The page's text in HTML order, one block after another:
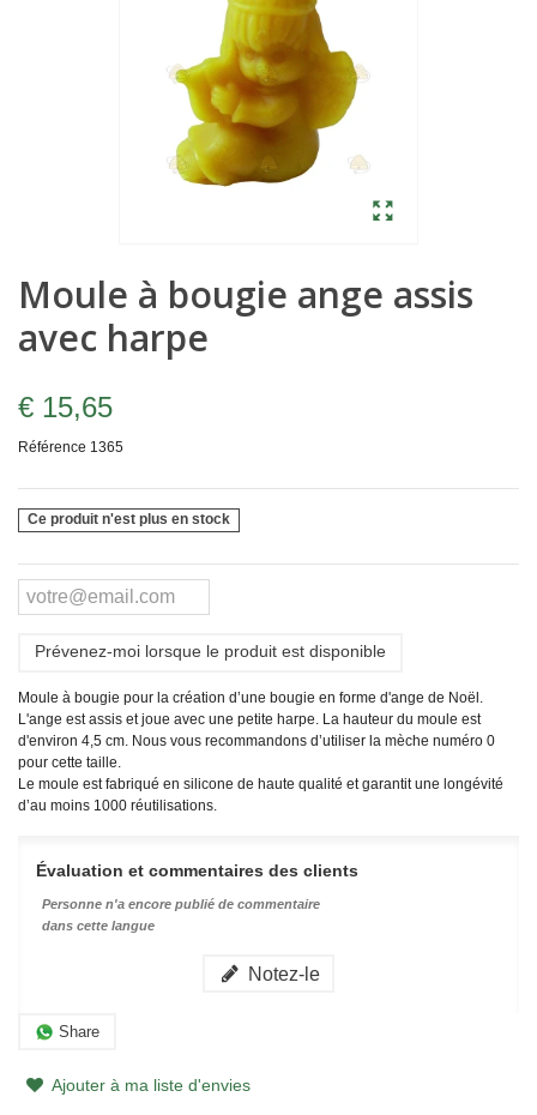
Moule à bougie ange assis
avec harpe
€ 15,65
Référence 1365
Ce produit n'est plus en stock
Prévenez-moi lorsque le produit est disponible
Moule à bougie pour la création d’une bougie en forme d'ange de Noël.
L'ange est assis et joue avec une petite harpe. La hauteur du moule est
d'environ 4,5 cm. Nous vous recommandons d’utiliser la mèche numéro 0
pour cette taille.
Le moule est fabriqué en silicone de haute qualité et garantit une longévité
d’au moins 1000 réutilisations.
Évaluation et commentaires des clients
Personne n'a encore publié de commentaire
dans cette langue
Notez-le
Share
Ajouter à ma liste d'envies